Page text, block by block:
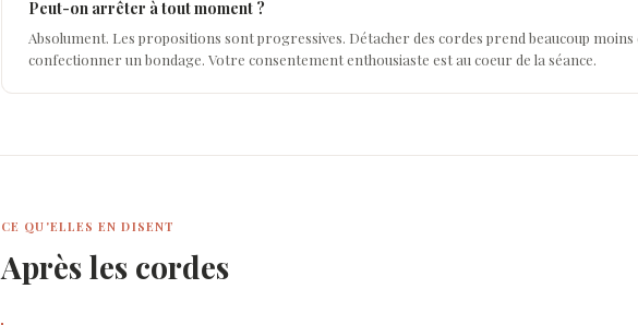
Peut-on arrêter à tout moment ?
Absolument. Les propositions sont progressives. Détacher des cordes prend beaucoup moins
confectionner un bondage. Votre consentement enthousiaste est au coeur de la séance.
CE QU'ELLES EN DISENT
Après les cordes